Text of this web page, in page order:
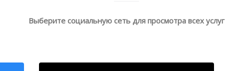
Выберите социальную сеть для просмотра всех услуг